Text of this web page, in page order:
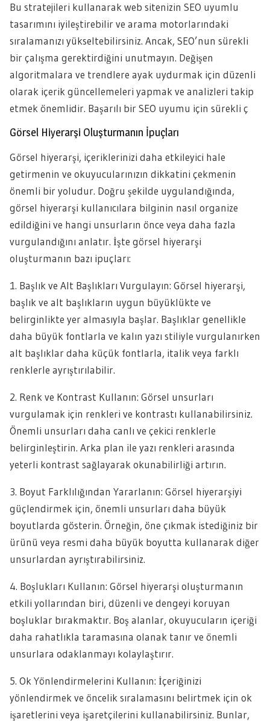
Bu stratejileri kullanarak web sitenizin SEO uyumlu
tasarımını iyileştirebilir ve arama motorlarındaki
sıralamanızı yükseltebilirsiniz. Ancak, SEO’nun sürekli
bir çalışma gerektirdiğini unutmayın. Değişen
algoritmalara ve trendlere ayak uydurmak için düzenli
olarak içerik güncellemeleri yapmak ve analizleri takip
etmek önemlidir. Başarılı bir SEO uyumu için sürekli ç
Görsel Hiyerarşi Oluşturmanın İpuçları
Görsel hiyerarşi, içeriklerinizi daha etkileyici hale
getirmenin ve okuyucularınızın dikkatini çekmenin
önemli bir yoludur. Doğru şekilde uygulandığında,
görsel hiyerarşi kullanıcılara bilginin nasıl organize
edildiğini ve hangi unsurların önce veya daha fazla
vurgulandığını anlatır. İşte görsel hiyerarşi
oluşturmanın bazı ipuçları:
1. Başlık ve Alt Başlıkları Vurgulayın: Görsel hiyerarşi,
başlık ve alt başlıkların uygun büyüklükte ve
belirginlikte yer almasıyla başlar. Başlıklar genellikle
daha büyük fontlarla ve kalın yazı stiliyle vurgulanırken
alt başlıklar daha küçük fontlarla, italik veya farklı
renklerle ayrıştırılabilir.
2. Renk ve Kontrast Kullanın: Görsel unsurları
vurgulamak için renkleri ve kontrastı kullanabilirsiniz.
Önemli unsurları daha canlı ve çekici renklerle
belirginleştirin. Arka plan ile yazı renkleri arasında
yeterli kontrast sağlayarak okunabilirliği artırın.
3. Boyut Farklılığından Yararlanın: Görsel hiyerarşiyi
güçlendirmek için, önemli unsurları daha büyük
boyutlarda gösterin. Örneğin, öne çıkmak istediğiniz bir
ürünü veya resmi daha büyük boyutta kullanarak diğer
unsurlardan ayrıştırabilirsiniz.
4. Boşlukları Kullanın: Görsel hiyerarşi oluşturmanın
etkili yollarından biri, düzenli ve dengeyi koruyan
boşluklar bırakmaktır. Boş alanlar, okuyucuların içeriği
daha rahatlıkla taramasına olanak tanır ve önemli
unsurlara odaklanmayı kolaylaştırır.
5. Ok Yönlendirmelerini Kullanın: İçeriğinizi
yönlendirmek ve öncelik sıralamasını belirtmek için ok
işaretlerini veya işaretçilerini kullanabilirsiniz. Bunlar,